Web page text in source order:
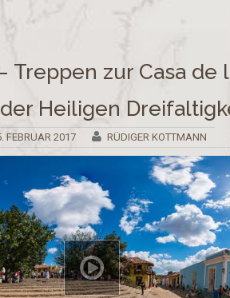
Treppen zur Casa de
Heiligen
FEBRUAR 2017 RÜDIGER KOTTMANN